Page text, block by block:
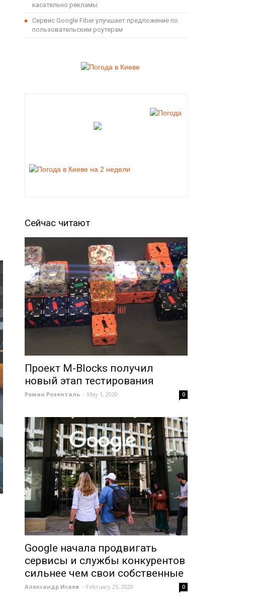
касательно рекламы
Сервис Google Fiber улучшает предложение по
пользовательским роутерам
Сейчас читают
Проект M-Blocks получил
новый этап тестирования
Роман Розенталь - May 1, 2020 0
Google начала продвигать
сервисы и службы конкурентов
сильнее чем свои собственные
Александр Исаев - February 25, 2020 0